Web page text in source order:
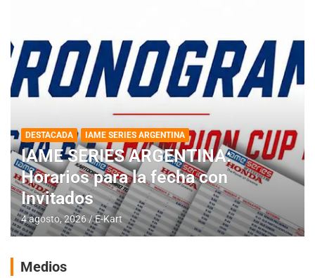
DESTACADA IAME SERIES ARGENTINA
IAME SERIES ARGENTINA:
Horarios para la fecha con
Invitados
4 agosto, 2026 E-Kart
Medios